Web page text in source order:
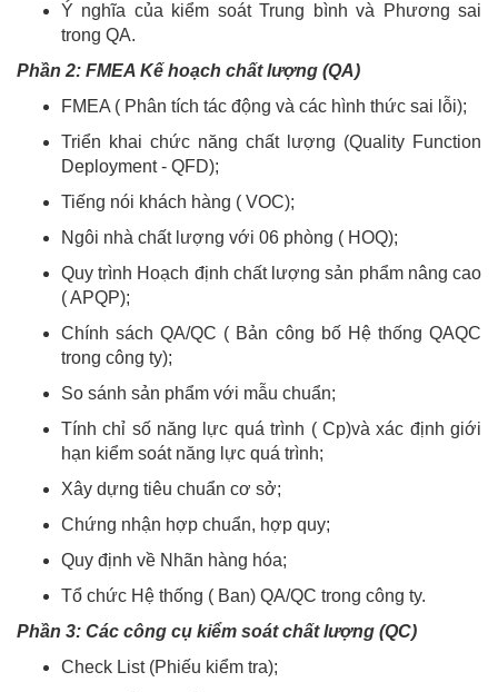
Ý nghĩa của kiểm soát Trung bình và Phương sai
trong QA.
Phần 2: FMEA Kế hoạch chất lượng (QA)
FMEA ( Phân tích tác động và các hình thức sai lỗi);
Triển khai chức năng chất lượng (Quality Function
Deployment - QFD);
Tiếng nói khách hàng ( VOC);
Ngôi nhà chất lượng với 06 phòng ( HOQ);
Quy trình Hoạch định chất lượng sản phẩm nâng cao
( APQP);
Chính sách QA/QC ( Bản công bố Hệ thống QAQC
trong công ty);
So sánh sản phẩm với mẫu chuẩn;
Tính chỉ số năng lực quá trình ( Cp)và xác định giới
hạn kiểm soát năng lực quá trình;
Xây dựng tiêu chuẩn cơ sở;
Chứng nhận hợp chuẩn, hợp quy;
Quy định về Nhãn hàng hóa;
Tổ chức Hệ thống ( Ban) QA/QC trong công ty.
Phần 3: Các công cụ kiểm soát chất lượng (QC)
Check List (Phiếu kiểm tra);